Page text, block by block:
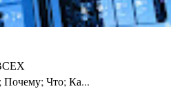
Почему; Что; Ка...